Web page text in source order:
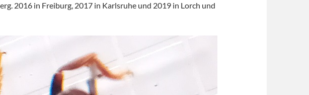
2016 in Freiburg, 2017 in Karlsruhe und 2019 in Lorch und